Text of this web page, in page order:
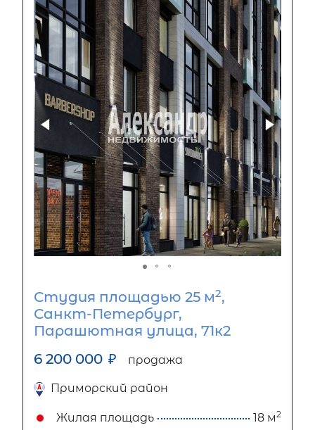
Студия площадью 25 м2,
Санкт-Петербург,
Парашютная улица, 71к2
6 200 000 ₽ продажа
Приморский район
Жилая площадь 18 м2